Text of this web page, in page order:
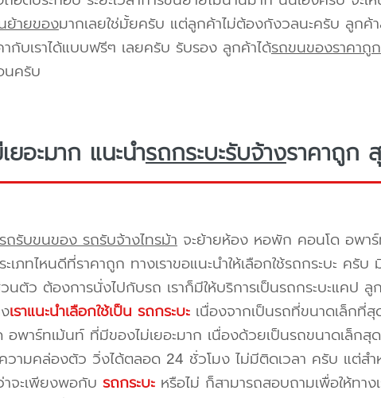
ย้ายของมากเลยใช่มั้ยครับ แต่ลูกค้าไม่ต้องกังวลนะครับ ลูกค้
ากับเราได้แบบฟรีๆ เลยครับ รับรอง ลูกค้าได้รถขนของราคาถูก
นครับ
อะมาก แนะนำรถกระบะรับจ้างราคาถูก
รถรับขนของ รถรับจ้างไทรม้าจะย้ายห้อง หอพัก คอนโด อพาร์
ะเภทไหนดีที่ราคาถูก ทางเราขอแนะนำให้เลือกใช้รถกระบะ ครั
นตัว ต้องการนั่งไปกับรถ เราก็มีให้บริการเป็นรถกระบะแคป ลู
เราแนะนำเลือกใช้เป็น รถกระบะเนื่องจากเป็นรถที่ขนาดเล็กที่สุ
าร์ทเม้นท์ ที่มีของไม่เยอะมาก เนื่องด้วยเป็นรถขนาดเล็กสุ
ามคล่องตัว วิ่งได้ตลอด 24 ชั่วโมง ไม่มีติดเวลา ครับ แต่สำ
จะเพียงพอกับ รถกระบะหรือไม่ ก็สามารถสอบถามเพื่อให้ทา